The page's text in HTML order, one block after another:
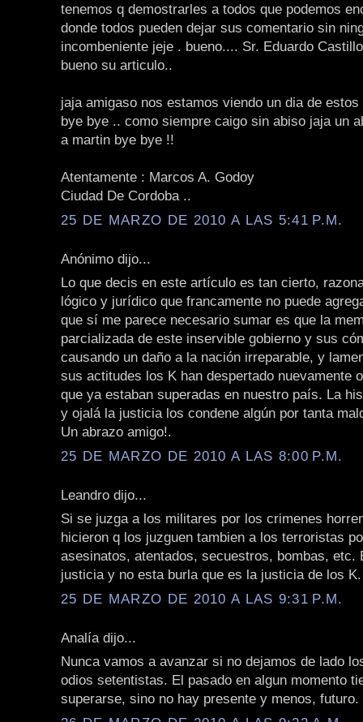
tenemos q demostrarles a todos que podemos
donde todos pueden dejar sus comentario sin
incombeniente jeje . bueno.... Sr. Eduardo
bueno su articulo..
jaja amigaso nos estamos viendo un dia de
bye bye .. como siempre caigo sin abiso jaja un
a martin bye bye !!
Atentamente : Marcos A. Godoy
Ciudad De Cordoba ..
25 DE MARZO DE 2010 A LAS 5:41 P.M.
Anónimo dijo...
Lo que decis en este artículo es tan cierto,
lógico y jurídico que francamente no puede
que sí me parece necesario sumar es que la
parcializada de este inservible gobierno y sus
causando un daño a la nación irreparable, y
sus actitudes los K han despertado nuevamente
que ya estaban superadas en nuestro país. La
y ojalá la justicia los condene algún por tanta
Un abrazo amigo!.
25 DE MARZO DE 2010 A LAS 8:00 P.M.
Leandro dijo...
Si se juzga a los militares por los crimenes
hicieron q los juzguen tambien a los terroristas
asesinatos, atentados, secuestros, bombas, etc.
justicia y no esta burla que es la justicia de los K.
25 DE MARZO DE 2010 A LAS 9:31 P.M.
Analía dijo...
Nunca vamos a avanzar si no dejamos de lado
odios setentistas. El pasado en algun momento
superarse, sino no hay presente y menos, futuro.